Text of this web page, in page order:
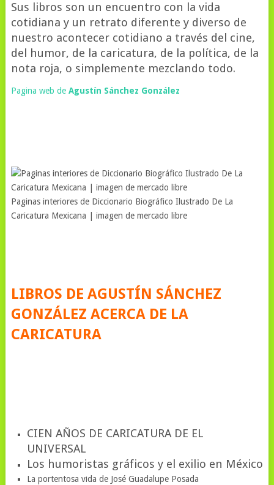
Sus libros son un encuentro con la vida
cotidiana y un retrato diferente y diverso de
nuestro acontecer cotidiano a través del cine,
del humor, de la caricatura, de la política, de la
nota roja, o simplemente mezclando todo.
Pagina web de Agustín Sánchez González
Paginas interiores de Diccionario Biográfico Ilustrado De La
Caricatura Mexicana | imagen de mercado libre
LIBROS DE AGUSTÍN SÁNCHEZ
GONZÁLEZ ACERCA DE LA
CARICATURA
CIEN AÑOS DE CARICATURA DE EL
UNIVERSAL
Los humoristas gráficos y el exilio en México
La portentosa vida de José Guadalupe Posada